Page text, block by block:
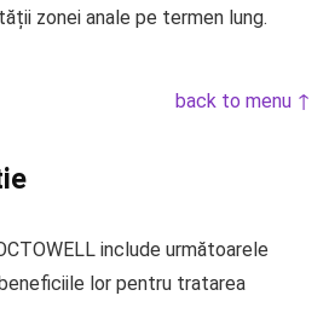
zonei anale pe termen lung.
back to menu ↑
include următoarele
lor pentru tratarea